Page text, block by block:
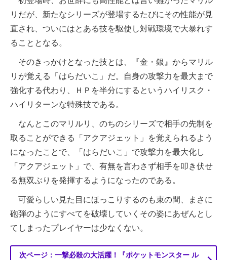
リだが、新たなシリーズが登場するたびにその性能が見
直され、ついにはとある技を駆使し対戦環境で大暴れす
ることとなる。
そのきっかけとなった技とは、『金・銀』からマリル
リが覚える「はらだいこ」だ。自身の攻撃力を最大まで
強化する代わり、ＨＰを半分にするというハイリスク・
ハイリターンな特殊技である。
なんとこのマリルリ、のちのシリーズで相手の先制を
取ることができる「アクアジェット」を覚えられるよう
になったことで、「はらだいこ」で攻撃力を最大化し
「アクアジェット」で、有無を言わさず相手を叩き伏せ
る無双ぶりを発揮するようになったのである。
可愛らしい見た目にほっこりするのも束の間、まさに
砲弾のようにすべてを破壊していくその姿にあぜんとし
てしまったプレイヤーは少なくない。
次ページ：一撃必殺の大活躍！『ポケットモンスター ル